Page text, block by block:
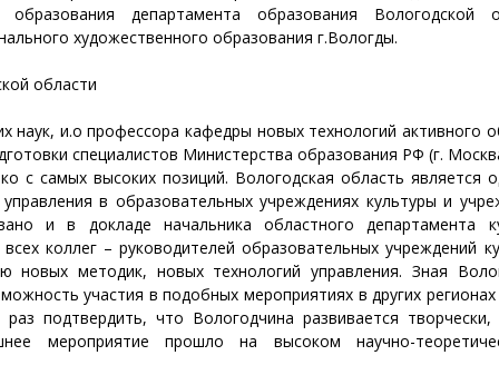
образования департамента образования Вологодской
художественного образования г.Вологды.
области
наук, и.о профессора кафедры новых технологий активного
специалистов Министерства образования РФ (г.
с самых высоких позиций. Вологодская область является
в образовательных учреждениях культуры и
и в докладе начальника областного департамента
коллег – руководителей образовательных учреждений
новых методик, новых технологий управления. Зная
участия в подобных мероприятиях в других
подтвердить, что Вологодчина развивается творчески,
мероприятие прошло на высоком научно-